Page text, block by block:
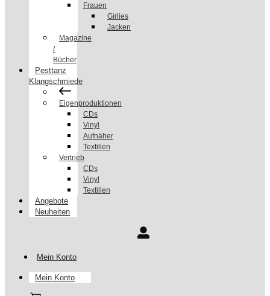
Frauen
Girlies
Jacken
Magazine
/
Bücher
Pesttanz
Klangschmiede
Eigenproduktionen
CDs
Vinyl
Aufnäher
Textilien
Vertrieb
CDs
Vinyl
Textilien
Angebote
Neuheiten
Mein Konto
Mein Konto